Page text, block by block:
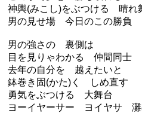
神輿(みこし)をぶつける 晴れ
男の見せ場 今日のこの勝負
男の強さの 裏側は
目を見りゃわかる 仲間同士
去年の自分を 越えたいと
鉢巻き固(かた)く しめ直す
勇気をぶつける 大舞台
ヨーイヤーサー ヨイヤサ 灘